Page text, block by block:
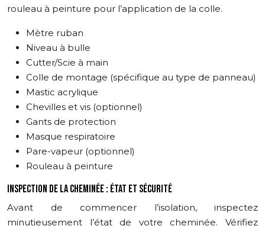
rouleau à peinture pour l’application de la colle.
Mètre ruban
Niveau à bulle
Cutter/Scie à main
Colle de montage (spécifique au type de panneau)
Mastic acrylique
Chevilles et vis (optionnel)
Gants de protection
Masque respiratoire
Pare-vapeur (optionnel)
Rouleau à peinture
INSPECTION DE LA CHEMINÉE : ÉTAT ET SÉCURITÉ
Avant de commencer l’isolation, inspectez
minutieusement l’état de votre cheminée. Vérifiez